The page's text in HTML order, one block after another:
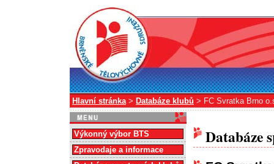
Hlavní stránka> Databáze klubů > FC Svratka Brno
Databáze
Výkonný výbor BTS
Zpravodaje a informace